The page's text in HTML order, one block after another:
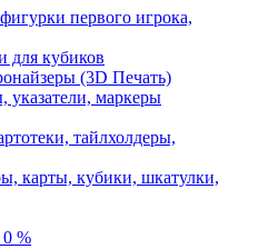
первого игрока,
для кубиков
(3D Печать)
маркеры
тайлхолдеры,
карты, кубики, шкатулки,
%